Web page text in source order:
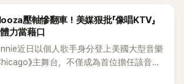
壓軸慘翻車！美媒狠批「像唱KTV」
力當藉口
近日以個人歌手身分登上美國大型音樂
》主舞台，不僅成為首位擔任該音樂
秀）的K-POP女SOLO歌手，寫下全新紀